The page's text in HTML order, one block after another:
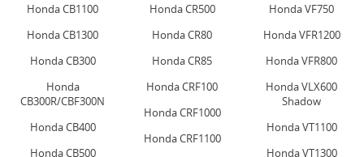
Honda CB1100
Honda CB1300
Honda CB300
Honda
CB300R/CBF300N
Honda CB400
Honda CB500
Honda CR500
Honda CR80
Honda CR85
Honda CRF100
Honda CRF1000
Honda CRF1100
Honda VF750
Honda VFR1200
Honda VFR800
Honda VLX600
Shadow
Honda VT1100
Honda VT1300